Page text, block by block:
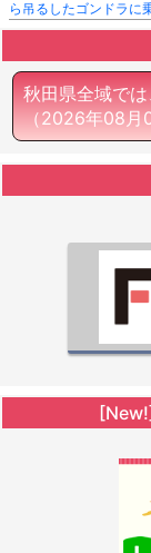
ら吊るしたゴンドラに
秋田県全域で
（2026年08月